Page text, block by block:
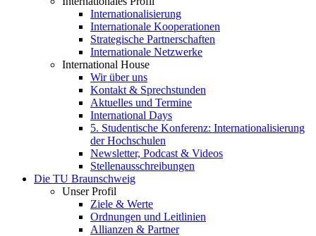
Internationalisierung
Internationale Kooperationen
Strategische Partnerschaften
Internationale Netzwerke
International House
Wir über uns
Kontakt & Sprechstunden
Aktuelles und Termine
International Days
5. Studentische Konferenz: Internationalisierung
der Hochschulen
Newsletter, Podcast & Videos
Stellenausschreibungen
Die TU Braunschweig
Unser Profil
Ziele & Werte
Ordnungen und Leitlinien
Allianzen & Partner